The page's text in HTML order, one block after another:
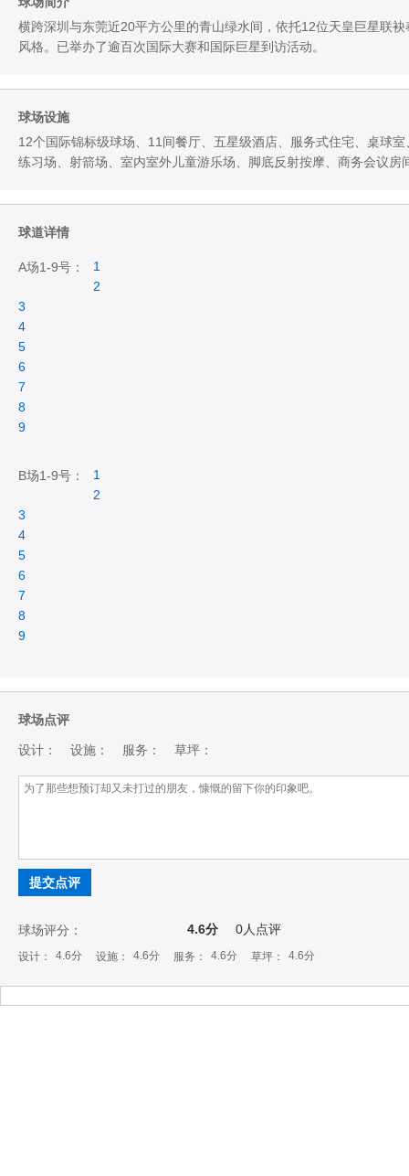
横跨深圳与东莞近20平方公里的青山绿水间，依托12位天皇巨星联
风格。已举办了逾百次国际大赛和国际巨星到访活动。
球场设施
12个国际锦标级球场、11间餐厅、五星级酒店、服务式住宅、桌球
练习场、射箭场、室内室外儿童游乐场、脚底反射按摩、商务会议房
球道详情
A场1-9号：
1
2
3
4
5
6
7
8
9
B场1-9号：
1
2
3
4
5
6
7
8
9
球场点评
设计： 设施： 服务： 草坪：
提交点评
球场评分： 4.6分 0人点评
设计： 4.6分 设施： 4.6分 服务： 4.6分 草坪： 4.6分